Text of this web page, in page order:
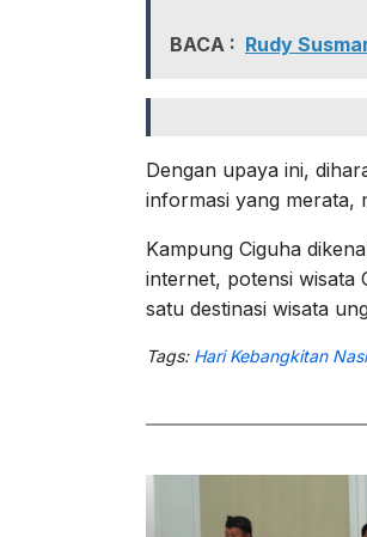
BACA : Rudy
Dengan upaya ini,
informasi yang merata,
Kampung Ciguha
internet, potensi wisata
satu destinasi wisata
Tags: Hari Kebangkitan